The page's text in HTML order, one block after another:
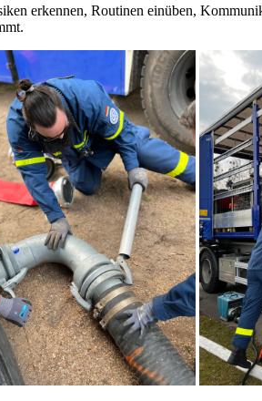
erkennen, Routinen einüben,